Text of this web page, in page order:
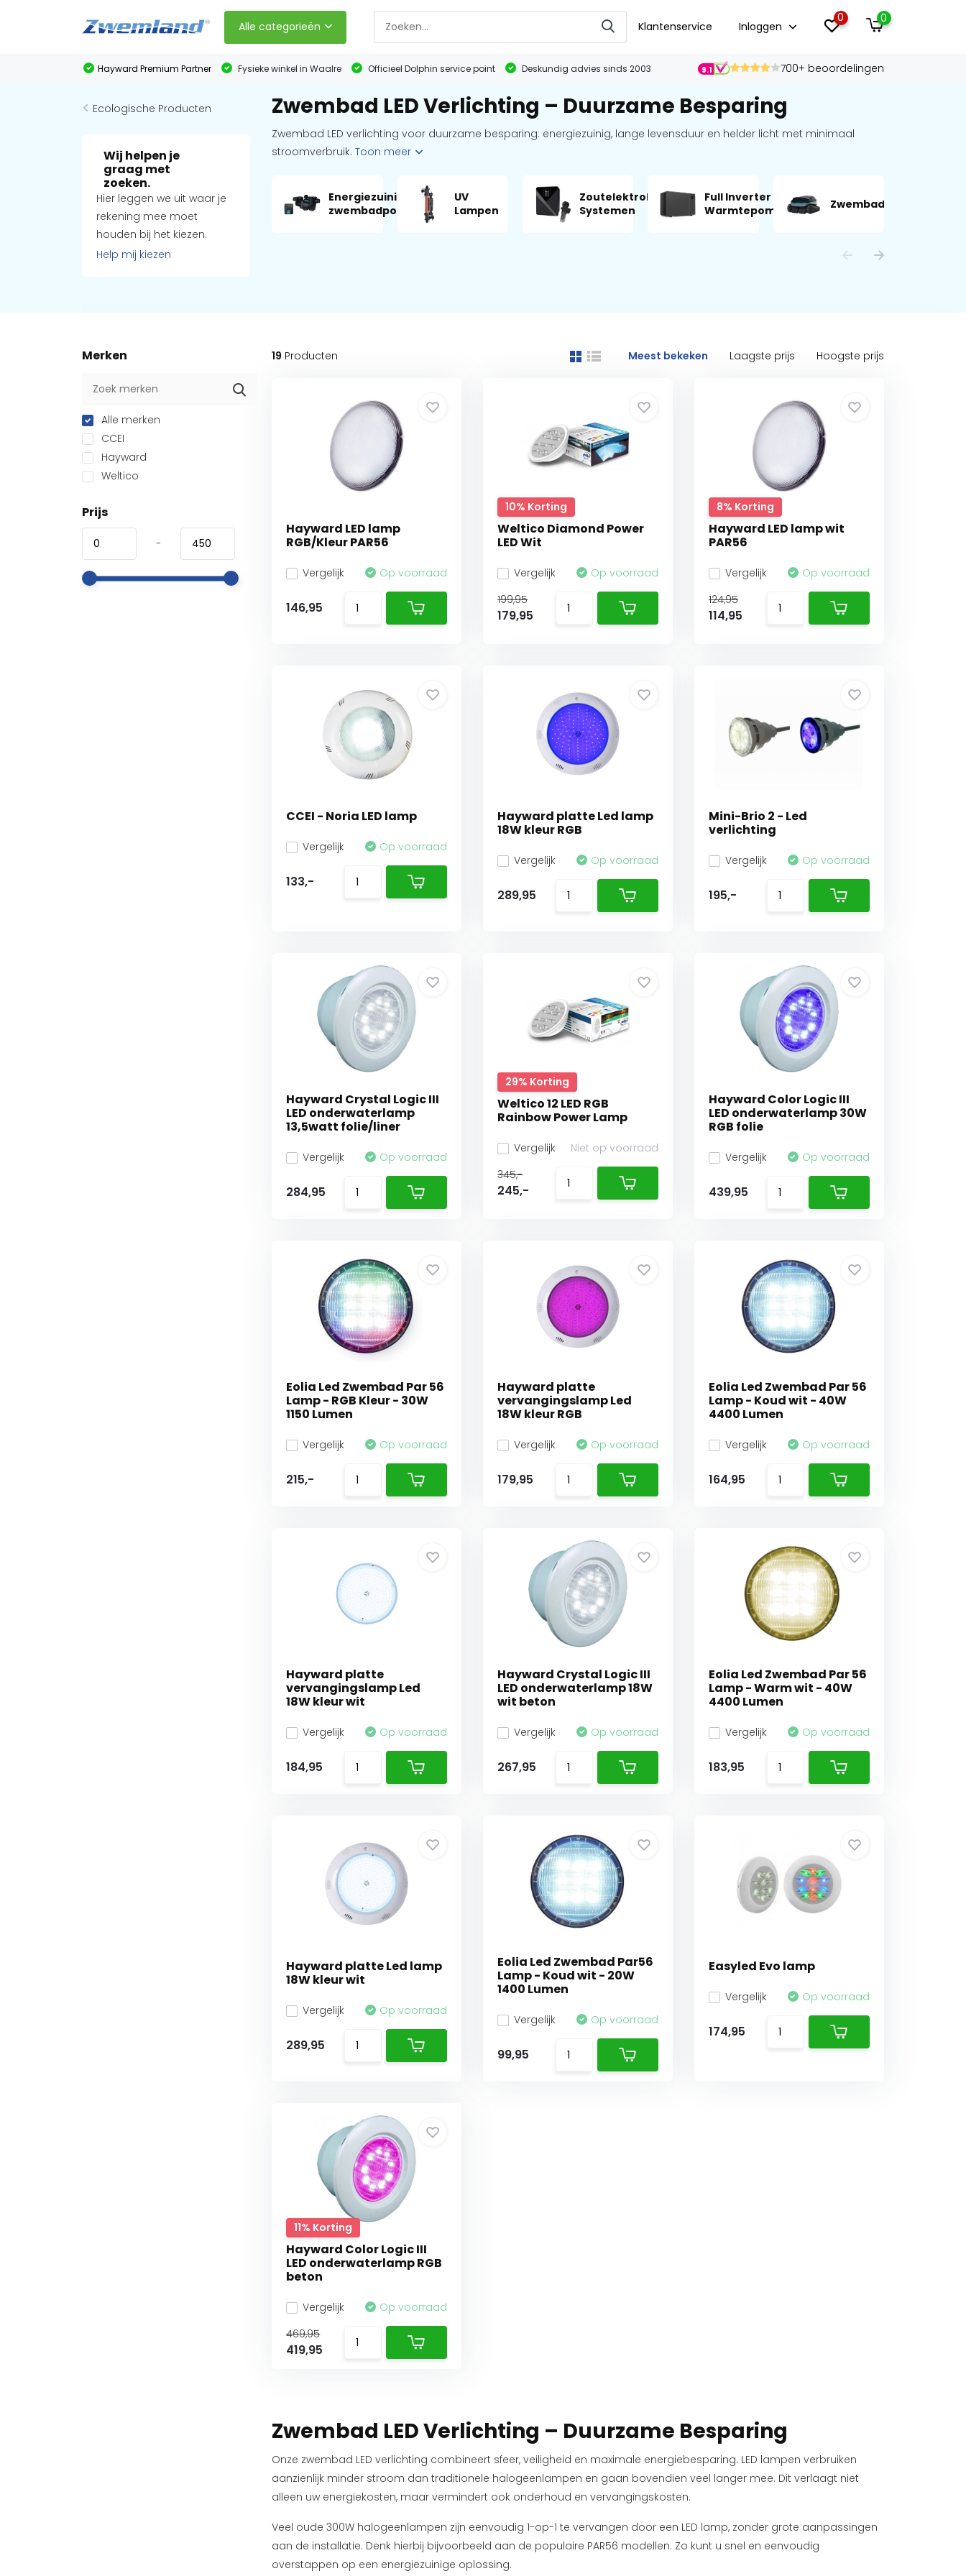
Alle categorieën Klantenservice Inloggen
0 0
Hayward Premium Partner Fysieke winkel in Waalre Officieel Dolphin service point Deskundig advies sinds 2003 9.1 700+ beoordelingen
Ecologische Producten
Wij helpen je
graag met
zoeken.
Hier leggen we uit waar je
rekening mee moet
houden bij het kiezen.
Help mij kiezen
Zwembad LED Verlichting – Duurzame Besparing
Zwembad LED verlichting voor duurzame besparing: energiezuinig, lange levensduur en helder licht met minimaal
stroomverbruik.Toon meer
Energiezuinige
zwembadpompen
UV
Lampen
Zoutelektrolyse
Systemen
Full Inverter
Warmtepompen
Zwembadrobots
Merken
Alle merken
CCEI
Hayward
Weltico
Prijs
-
19 Producten Meest bekeken Laagste prijs Hoogste prijs
Hayward LED lamp
RGB/Kleur PAR56
Vergelijk Op voorraad
146,95
10% Korting
Weltico Diamond Power
LED Wit
Vergelijk
Op voorraad
199,95
179,95
8% Korting
Hayward LED lamp wit
PAR56
Vergelijk
Op voorraad
124,95
114,95
CCEI - Noria LED lamp
Vergelijk Op voorraad
133,-
Hayward platte Led lamp
18W kleur RGB
Vergelijk Op voorraad
289,95
Mini-Brio 2 - Led
verlichting
Vergelijk Op voorraad
195,-
Hayward Crystal Logic III
LED onderwaterlamp
13,5watt folie/liner
Vergelijk Op voorraad
284,95
29% Korting
Weltico 12 LED RGB
Rainbow Power Lamp
Vergelijk
Niet op voorraad
345,-
245,-
Hayward Color Logic III
LED onderwaterlamp 30W
RGB folie
Vergelijk Op voorraad
439,95
Eolia Led Zwembad Par 56
Lamp - RGB Kleur - 30W
1150 Lumen
Vergelijk Op voorraad
215,-
Hayward platte
vervangingslamp Led
18W kleur RGB
Vergelijk Op voorraad
179,95
Eolia Led Zwembad Par 56
Lamp - Koud wit - 40W
4400 Lumen
Vergelijk Op voorraad
164,95
Hayward platte
vervangingslamp Led
18W kleur wit
Vergelijk Op voorraad
184,95
Hayward Crystal Logic III
LED onderwaterlamp 18W
wit beton
Vergelijk Op voorraad
267,95
Eolia Led Zwembad Par 56
Lamp - Warm wit - 40W
4400 Lumen
Vergelijk Op voorraad
183,95
Hayward platte Led lamp
18W kleur wit
Vergelijk Op voorraad
289,95
Eolia Led Zwembad Par56
Lamp - Koud wit - 20W
1400 Lumen
Vergelijk Op voorraad
99,95
Easyled Evo lamp
Vergelijk Op voorraad
174,95
11% Korting
Hayward Color Logic III
LED onderwaterlamp RGB
beton
Vergelijk
Op voorraad
469,95
419,95
Zwembad LED Verlichting – Duurzame Besparing
Onze zwembad LED verlichting combineert sfeer, veiligheid en maximale energiebesparing. LED lampen verbruiken
aanzienlijk minder stroom dan traditionele halogeenlampen en gaan bovendien veel langer mee. Dit verlaagt niet
alleen uw energiekosten, maar vermindert ook onderhoud en vervangingskosten.
Veel oude 300W halogeenlampen zijn eenvoudig 1-op-1 te vervangen door een LED lamp, zonder grote aanpassingen
aan de installatie. Denk hierbij bijvoorbeeld aan de populaire PAR56 modellen. Zo kunt u snel en eenvoudig
overstappen op een energiezuinige oplossing.